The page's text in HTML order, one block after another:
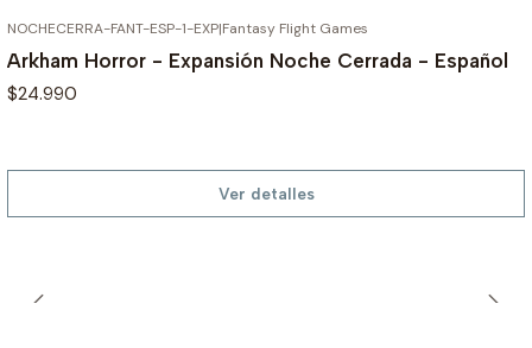
NOCHECERRA-FANT-ESP-1-EXP|Fantasy Flight Games
Arkham Horror - Expansión Noche Cerrada - Español
$24.990
Ver detalles